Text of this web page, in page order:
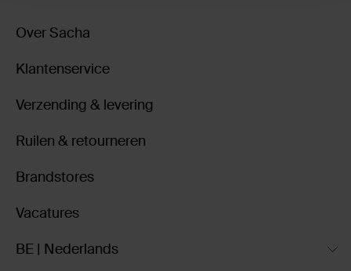
Over Sacha
Klantenservice
Verzending & levering
Ruilen & retourneren
Brandstores
Vacatures
BE | Nederlands